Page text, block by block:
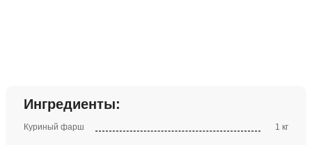
Ингредиенты:
Куриный фарш 1 кг